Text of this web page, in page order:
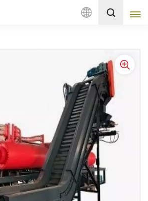
Русский
français
Deutsch
русский
italiano
español
Nederlands